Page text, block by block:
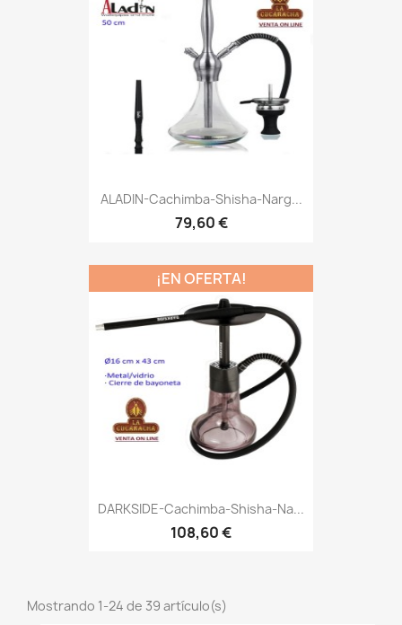
ALADIN-Cachimba-Shisha-Narg...
79,60 €
DARKSIDE-Cachimba-Shisha-Na...
108,60 €
¡EN OFERTA!
Mostrando 1-24 de 39 artículo(s)